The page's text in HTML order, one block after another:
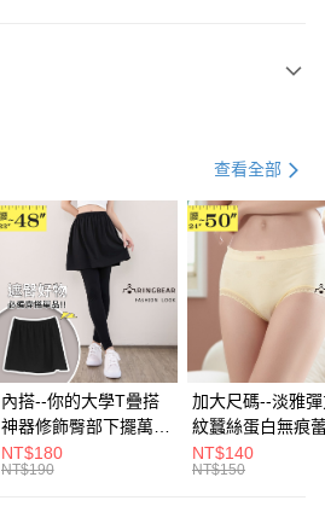
查看全部
內搭--你的大學T疊搭
神器修飾臀部下擺萬用
內搭裙/遮臀裙(黑2L-
6L)-Q155眼圈熊中大
NT$180
NT$190
加大尺碼--淡雅
紋蠶絲蛋白無痕
角內褲(白.粉.藍.
3L)-L28眼圈熊中
NT$140
NT$150